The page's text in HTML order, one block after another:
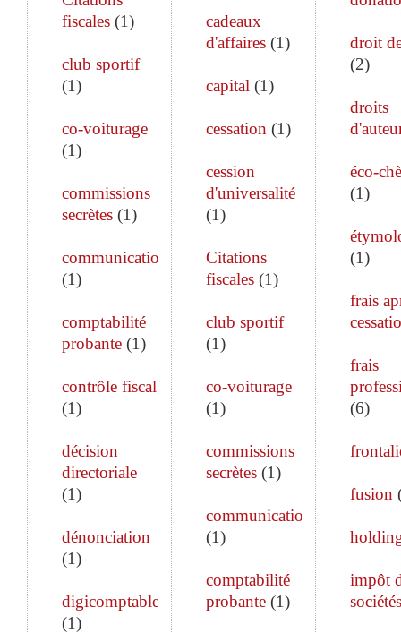
fiscales (1)
club sportif
(1)
co-voiturage
(1)
commissions
secrètes (1)
communication
(1)
comptabilité
probante (1)
contrôle fiscal
(1)
décision
directoriale
(1)
dénonciation
(1)
digicomptable
(1)
cadeaux
d'affaires(1)
capital (1)
cessation (1)
cession
d'universalité
(1)
Citations
fiscales(1)
club sportif
(1)
co-voiturage
(1)
commissions
secrètes(1)
communication
(1)
comptabilité
probante(1)
droit
(2)
droits
éco-
(1)
(1)
frais
frais
(6)
fusion
impôt
sociétés